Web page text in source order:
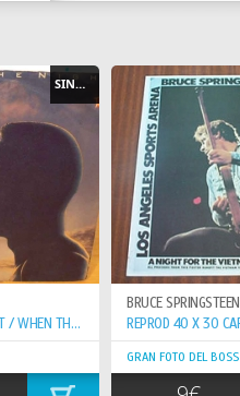
SINGLE
SO COLD THE NIGHT / WHEN THE WALLS COME...
BRUCE SPRINGSTEEN
GRAN FOTO DEL BOSS